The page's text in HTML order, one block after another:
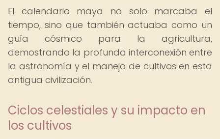
El calendario maya no solo marcaba el
tiempo, sino que también actuaba como un
guía cósmico para la agricultura,
demostrando la profunda interconexión entre
la astronomía y el manejo de cultivos en esta
antigua civilización.
Ciclos celestiales y su impacto en
los cultivos